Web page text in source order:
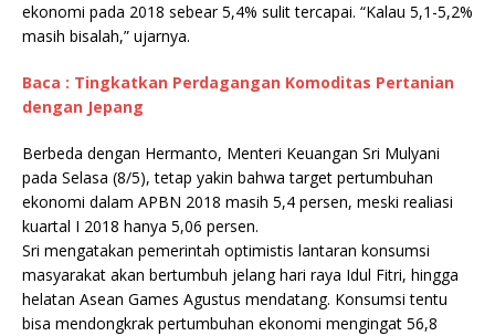
ekonomi pada 2018 sebear 5,4% sulit tercapai. “Kalau 5,1-5,2%
masih bisalah,” ujarnya.
Baca : Tingkatkan Perdagangan Komoditas Pertanian
dengan Jepang
Berbeda dengan Hermanto, Menteri Keuangan Sri Mulyani
pada Selasa (8/5), tetap yakin bahwa target pertumbuhan
ekonomi dalam APBN 2018 masih 5,4 persen, meski realiasi
kuartal I 2018 hanya 5,06 persen.
Sri mengatakan pemerintah optimistis lantaran konsumsi
masyarakat akan bertumbuh jelang hari raya Idul Fitri, hingga
helatan Asean Games Agustus mendatang. Konsumsi tentu
bisa mendongkrak pertumbuhan ekonomi mengingat 56,8